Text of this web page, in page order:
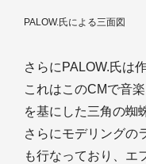
PALOW.氏による三面図
さらにPALOW.氏は
これはこのCMで音
を基にした三角の蜘
さらにモデリングの
も行なっており、エ